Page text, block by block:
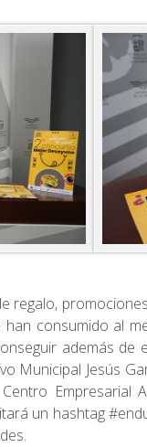
regalo,
consumido al
además de
Municipal Jesús
Empresarial
un hashtag